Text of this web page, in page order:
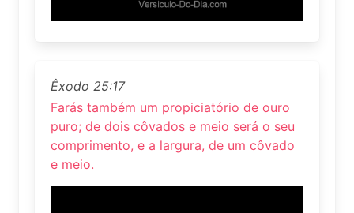
Êxodo 25:17
Farás também um propiciatório de ouro
puro; de dois côvados e meio será o seu
comprimento, e a largura, de um côvado
e meio.